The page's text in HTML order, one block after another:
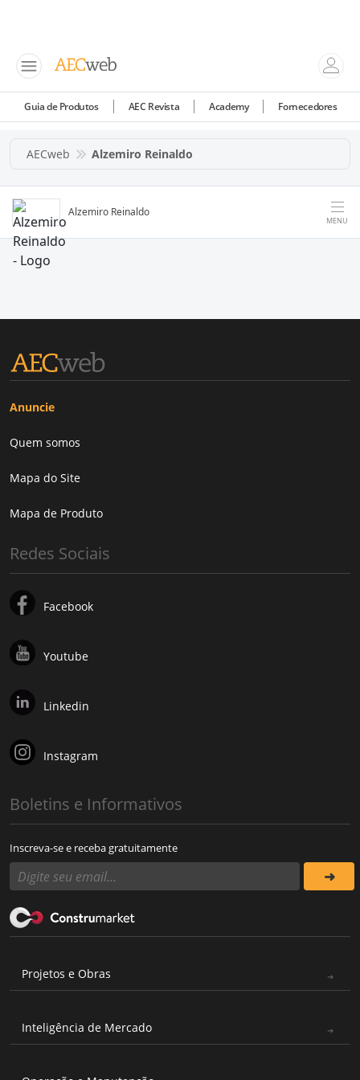
Guia de Produtos AEC Revista Academy Fornecedores
AECweb Alzemiro Reinaldo
Alzemiro Reinaldo
MENU
Anuncie
Quem somos
Mapa do Site
Mapa de Produto
Redes Sociais
Facebook
Youtube
Linkedin
Instagram
Boletins e Informativos
Inscreva-se e receba gratuitamente
Projetos e Obras
Inteligência de Mercado